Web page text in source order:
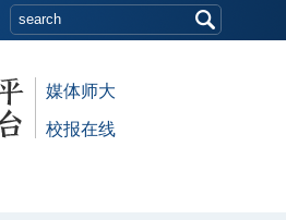
媒体师大
校报在线